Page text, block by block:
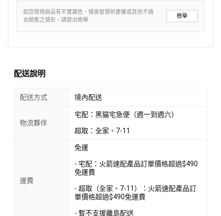
如您發現商品有不實廣告、侵害智慧財產權或其他不適
合銷售之情形，請提出檢舉
檢舉
配送說明
配送方式 境內配送
物流夥伴
宅配：黑貓宅急便（週一到週六）
超取：全家、7-11
運費
免運
- 宅配：火箭速配產品訂單價格超過$490
免運費
- 超取（全家、7-11）：火箭速配產品訂
單價格超過$490免運費
- 暫不支援離島配送